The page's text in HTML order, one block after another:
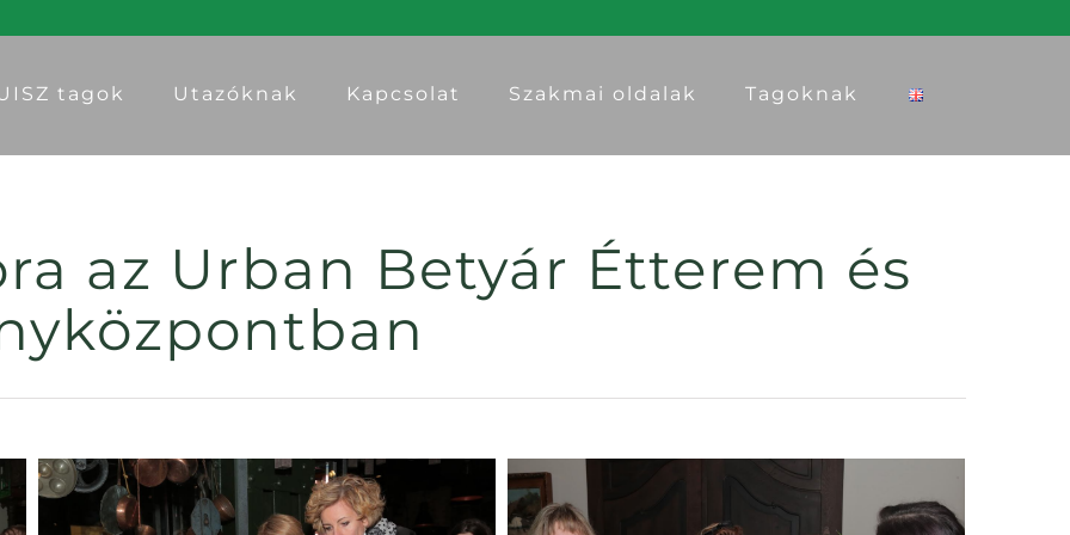
tagok Utazóknak Kapcsolat Szakmai oldalak Tagoknak
az Urban Betyár Étterem és